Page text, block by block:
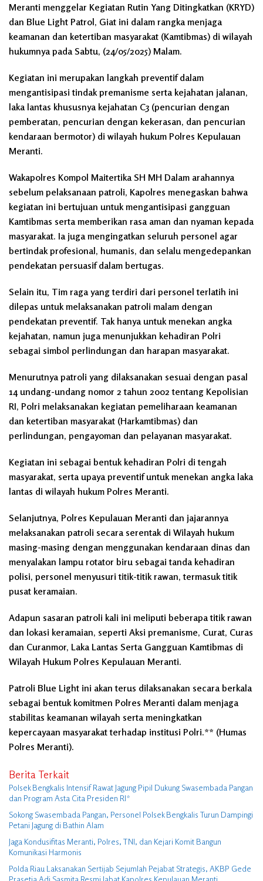
Meranti menggelar Kegiatan Rutin Yang Ditingkatkan (KRYD)
dan Blue Light Patrol, Giat ini dalam rangka menjaga
keamanan dan ketertiban masyarakat (Kamtibmas) di wilayah
hukumnya pada Sabtu, (24/05/2025) Malam.
Kegiatan ini merupakan langkah preventif dalam
mengantisipasi tindak premanisme serta kejahatan jalanan,
laka lantas khususnya kejahatan C3 (pencurian dengan
pemberatan, pencurian dengan kekerasan, dan pencurian
kendaraan bermotor) di wilayah hukum Polres Kepulauan
Meranti.
Wakapolres Kompol Maitertika SH MH Dalam arahannya
sebelum pelaksanaan patroli, Kapolres menegaskan bahwa
kegiatan ini bertujuan untuk mengantisipasi gangguan
Kamtibmas serta memberikan rasa aman dan nyaman kepada
masyarakat. Ia juga mengingatkan seluruh personel agar
bertindak profesional, humanis, dan selalu mengedepankan
pendekatan persuasif dalam bertugas.
Selain itu, Tim raga yang terdiri dari personel terlatih ini
dilepas untuk melaksanakan patroli malam dengan
pendekatan preventif. Tak hanya untuk menekan angka
kejahatan, namun juga menunjukkan kehadiran Polri
sebagai simbol perlindungan dan harapan masyarakat.
Menurutnya patroli yang dilaksanakan sesuai dengan pasal
14 undang-undang nomor 2 tahun 2002 tentang Kepolisian
RI, Polri melaksanakan kegiatan pemeliharaan keamanan
dan ketertiban masyarakat (Harkamtibmas) dan
perlindungan, pengayoman dan pelayanan masyarakat.
Kegiatan ini sebagai bentuk kehadiran Polri di tengah
masyarakat, serta upaya preventif untuk menekan angka laka
lantas di wilayah hukum Polres Meranti.
Selanjutnya, Polres Kepulauan Meranti dan jajarannya
melaksanakan patroli secara serentak di Wilayah hukum
masing-masing dengan menggunakan kendaraan dinas dan
menyalakan lampu rotator biru sebagai tanda kehadiran
polisi, personel menyusuri titik-titik rawan, termasuk titik
pusat keramaian.
Adapun sasaran patroli kali ini meliputi beberapa titik rawan
dan lokasi keramaian, seperti Aksi premanisme, Curat, Curas
dan Curanmor, Laka Lantas Serta Gangguan Kamtibmas di
Wilayah Hukum Polres Kepulauan Meranti.
Patroli Blue Light ini akan terus dilaksanakan secara berkala
sebagai bentuk komitmen Polres Meranti dalam menjaga
stabilitas keamanan wilayah serta meningkatkan
kepercayaan masyarakat terhadap institusi Polri.** (Humas
Polres Meranti).
Berita Terkait
Polsek Bengkalis Intensif Rawat Jagung Pipil Dukung Swasembada Pangan
dan Program Asta Cita Presiden RI*
Sokong Swasembada Pangan, Personel Polsek Bengkalis Turun Dampingi
Petani Jagung di Bathin Alam
Jaga Kondusifitas Meranti, Polres, TNI, dan Kejari Komit Bangun
Komunikasi Harmonis
Polda Riau Laksanakan Sertijab Sejumlah Pejabat Strategis, AKBP Gede
Prasetia Adi Sasmita Resmi Jabat Kapolres Kepulauan Meranti